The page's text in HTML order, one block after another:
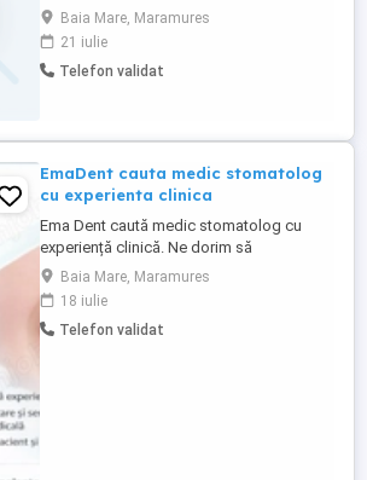
a se alătura echipei noastre cu normă
întreagă. **Responsabilități principale:** *
Evaluarea stării fizice a pacienților și
stabilirea obiectivelor terapeutice. *
Baia Mare, Maramures
21 iulie
Telefon validat
EmaDent cauta medic stomatolog
cu experienta clinica
Ema Dent caută medic stomatolog cu
experiență clinică. Ne dorim să
completăm echipa cu un medic cu
experiență, care își desfășoară activitatea
cu responsabilitate și atenție față de
pacient. Căutăm un coleg organizat și
Baia Mare, Maramures
18 iulie
Telefon validat